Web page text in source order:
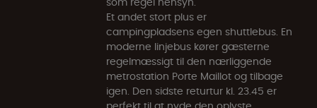
Et andet stort plus er
campingpladsens egen shuttlebus. En
moderne linjebus kører gæsterne
regelmæssigt til den nærliggende
metrostation Porte Maillot og tilbage
igen. Den sidste returtur kl. 23.45 er